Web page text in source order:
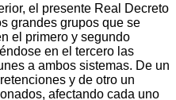
el presente Real Decreto
grandes grupos que se
el primero y segundo
en el tercero las
a ambos sistemas. De un
y de otro un
afectando cada uno